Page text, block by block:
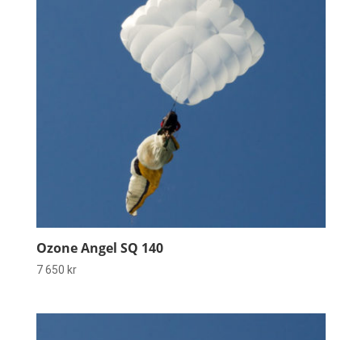
Ozone Angel SQ 140
7 650 kr